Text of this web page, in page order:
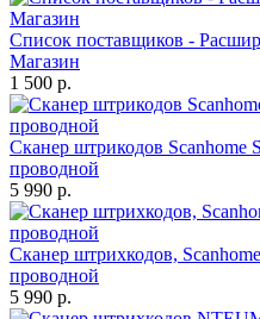
Список поставщиков -
Магазин
1 500 р.
Сканер штрикодов Scanhome
проводной
5 990 р.
Сканер штрихкодов,
проводной
5 990 р.